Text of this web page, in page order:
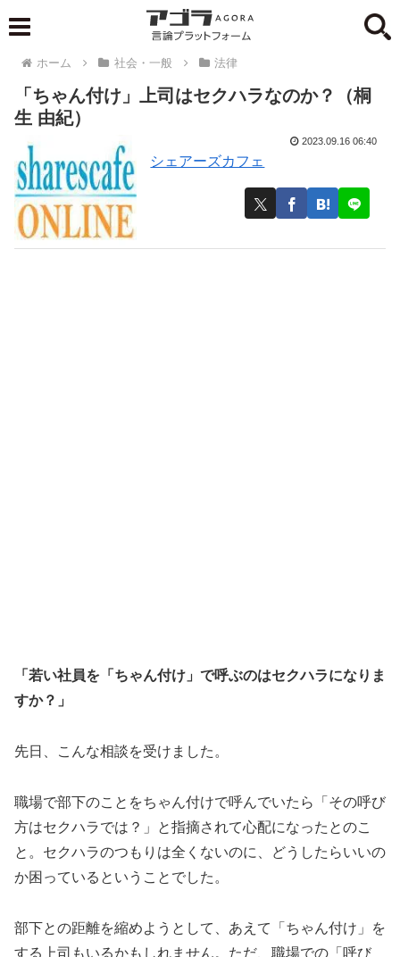
ホーム 社会・一般 法律
「ちゃん付け」上司はセクハラなのか？（桐
生 由紀）
シェアーズカフェ
2023.09.16 06:40
「若い社員を「ちゃん付け」で呼ぶのはセクハラになりま
すか？」
先日、こんな相談を受けました。
職場で部下のことをちゃん付けで呼んでいたら「その呼び
方はセクハラでは？」と指摘されて心配になったとのこ
と。セクハラのつもりは全くないのに、どうしたらいいの
か困っているということでした。
部下との距離を縮めようとして、あえて「ちゃん付け」を
する上司もいるかもしれません。ただ、職場での「呼び